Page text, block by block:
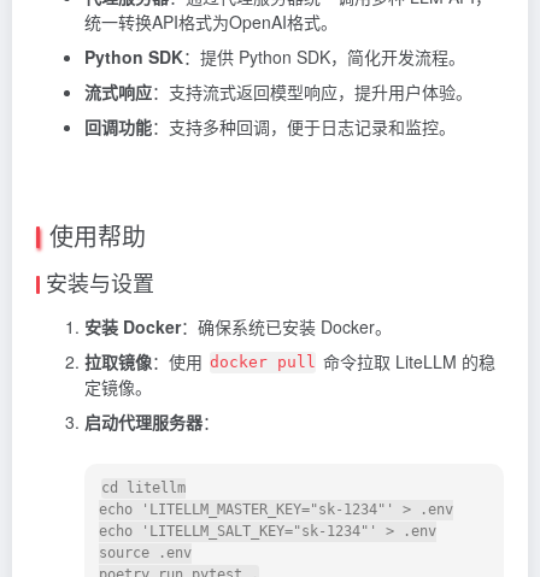
统一转换API格式为OpenAI格式。
Python SDK：提供 Python SDK，简化开发流程。
流式响应：支持流式返回模型响应，提升用户体验。
回调功能：支持多种回调，便于日志记录和监控。
使用帮助
安装与设置
安装 Docker：确保系统已安装 Docker。
拉取镜像：使用 docker pull 命令拉取 LiteLLM 的稳
定镜像。
启动代理服务器：
cd litellm
echo 'LITELLM_MASTER_KEY="sk-1234"' > .env
echo 'LITELLM_SALT_KEY="sk-1234"' > .env
source .env